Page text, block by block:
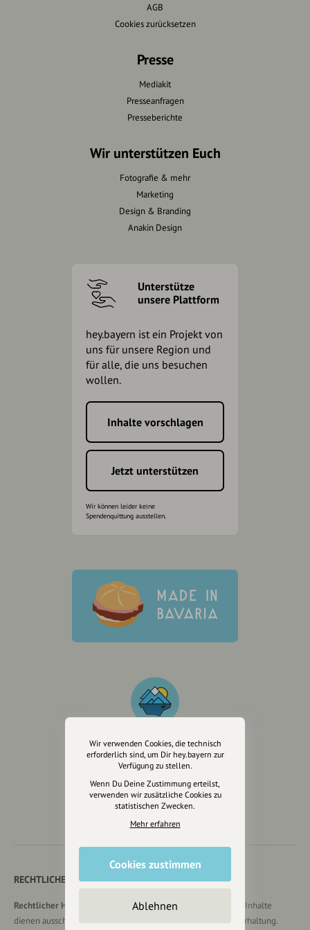
AGB
Cookies zurücksetzen
Presse
Mediakit
Presseanfragen
Presseberichte
Wir unterstützen Euch
Fotografie & mehr
Marketing
Design & Branding
Anakin Design
Unterstütze
unsere Plattform
hey.bayern ist ein Projekt von
uns für unsere Region und
für alle, die uns besuchen
wollen.
Inhalte vorschlagen
Jetzt unterstützen
Wir können leider keine
Spendenquittung ausstellen.
Wir sind auch auf
RECHTLICHER HINWEIS UND TRANSPARENZHINWEIS
Rechtlicher Hinweis:
Die auf dieser Website veröffentlichten Inhalte
dienen ausschließlich der allgemeinen Information und Unterhaltung.
Wir verwenden Cookies, die technisch
erforderlich sind, um Dir hey.bayern zur
Verfügung zu stellen.
Wenn Du Deine Zustimmung erteilst,
verwenden wir zusätzliche Cookies zu
statistischen Zwecken.
Mehr erfahren
Cookies zustimmen
Ablehnen